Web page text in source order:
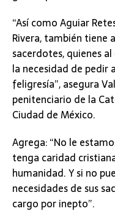
“Así como Aguiar
Rivera, también tiene
sacerdotes, quienes
la necesidad de pedir
feligresía”, asegura
penitenciario de la
Ciudad de México.
Agrega:“No le
tenga caridad
humanidad. Y si no
necesidades de sus
cargo por inepto”.